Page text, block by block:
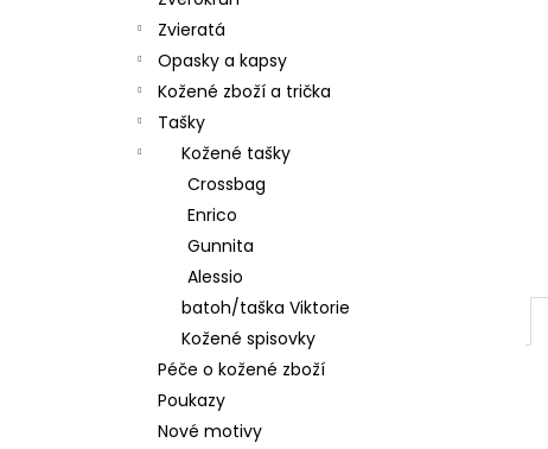
Zvieratá
Opasky a kapsy
Kožené zboží a trička
Tašky
Kožené tašky
Crossbag
Enrico
Gunnita
Alessio
batoh/taška Viktorie
Kožené spisovky
Péče o kožené zboží
Poukazy
Nové motivy